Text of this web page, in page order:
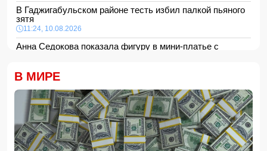
В Гаджигабульском районе тесть избил палкой пьяного
зятя
11:24, 10.08.2026
Анна Седокова показала фигуру в мини-платье с
В Сабирабадском районе 59-летний мужчина погиб от
удара электрическим током
11:20, 10.08.2026
12 человек погибли и 8 пропали в результате оползней и
наводнений на Филиппинах- ФОТО/ВИДЕО
11:16, 10.08.2026
В МИРЕ